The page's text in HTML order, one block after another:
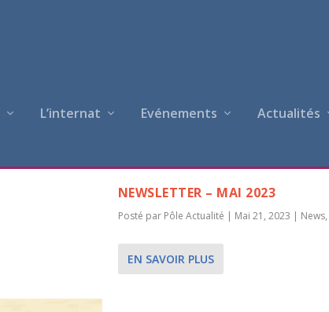
L’internat Evénements Actualités
NEWSLETTER – MAI 2023
Posté par Pôle Actualité | Mai 21, 2023 | News,
EN SAVOIR PLUS